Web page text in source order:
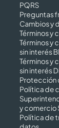
PQRS
Preguntas
Cambios y
Términos y
Términos y
sin interés
Términos y
sin interés
Protección
Política de
y comercio
Política de